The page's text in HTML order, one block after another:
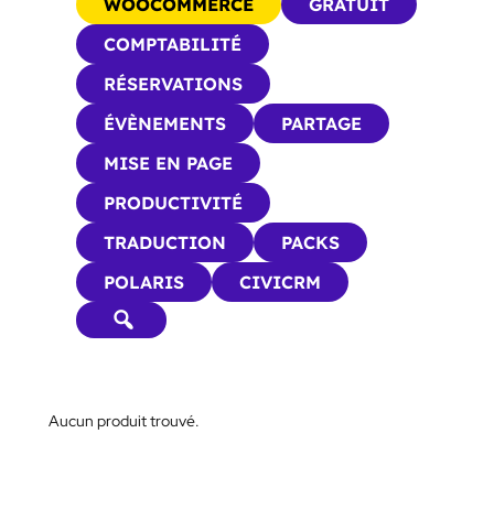
WOOCOMMERCE
GRATUIT
COMPTABILITÉ
RÉSERVATIONS
ÉVÈNEMENTS
PARTAGE
MISE EN PAGE
PRODUCTIVITÉ
TRADUCTION
PACKS
POLARIS
CIVICRM
Aucun produit trouvé.